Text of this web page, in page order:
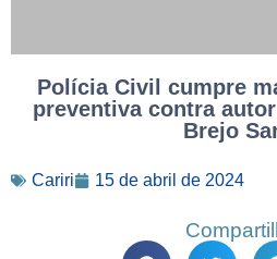
Polícia Civil cumpre
preventiva contra
Brejo
Cariri 15 de abril de 2024